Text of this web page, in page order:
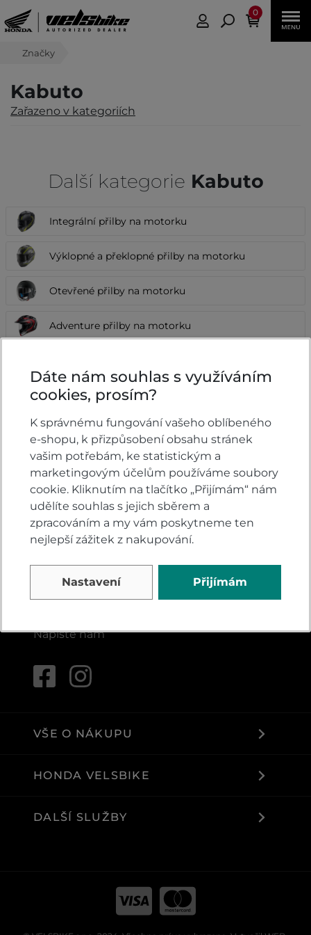
0
Značky
Kabuto
Zařazeno v kategoriích
Další kategorie Kabuto
Integrální přilby na motorku
Výklopné a překlopné přilby na motorku
Otevřené přilby na motorku
Adventure přilby na motorku
KONTAKTY
VELSBIKE s.r.o.
Jinačovice 513
Jinačovice u Brna
664 34
všední dny 8:00-17:00
+420 605 777 373
Napište nám
VŠE O NÁKUPU
HONDA VELSBIKE
DALŠÍ SLUŽBY
Dáte nám souhlas s využíváním
cookies, prosím?
K správnému fungování vašeho oblíbeného
e-shopu, k přizpůsobení obsahu stránek
vašim potřebám, ke statistickým a
marketingovým účelům používáme soubory
cookie. Kliknutím na tlačítko „Přijímám“ nám
udělíte souhlas s jejich sběrem a
zpracováním a my vám poskytneme ten
nejlepší zážitek z nakupování.
Nastavení Přijímám